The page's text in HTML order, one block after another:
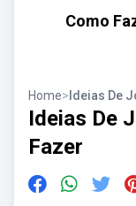
Como
Home> Ideias De
Ideias De
Fazer